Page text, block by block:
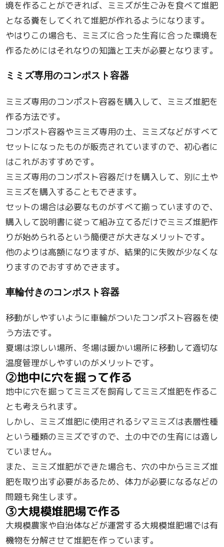
境を作ることができれば、ミミズが生ごみを食べて堆肥
となる糞をしてくれて堆肥が作れるようになります。
やはりこの場合も、ミミズに合った生育に合った環境を
作るためにはそれなりの知識と工夫が必要となります。
ミミズ専用のコンポスト容器
ミミズ専用のコンポスト容器を購入して、ミミズ堆肥を
作る方法です。
コンポスト容器やミミズ専用の土、ミミズなどがすべて
セットになったものが販売されていますので、初心者に
はこれがおすすめです。
ミミズ専用のコンポスト容器だけを購入して、別に土や
ミミズを購入することもできます。
セットの場合は必要なものがすべて揃っていますので、
購入して説明書に従って組み立てるだけでミミズ堆肥作
りが始められるという簡便さが大きなメリットです。
他のよりは高額になりますが、結果的に失敗が少なくな
りますのでおすすめできます。
車輪付きのコンポスト容器
移動がしやすいように車輪がついたコンポスト容器を使
う方法です。
夏場は涼しい場所、冬場は暖かい場所に移動して適切な
温度管理がしやすいのがメリットです。
②地中に穴を掘って作る
地中に穴を掘ってミミズを飼育してミミズ堆肥を作るこ
とも考えられます。
しかし、ミミズ堆肥に使用されるシマミミズは表層性種
という種類のミミズですので、土の中での生育には適し
ていません。
また、ミミズ堆肥ができた場合も、穴の中からミミズ堆
肥を取り出す必要があるため、体力が必要になるなどの
問題も発生します。
③大規模堆肥場で作る
大規模農家や自治体などが運営する大規模堆肥場では有
機物を分解させて堆肥を作っています。